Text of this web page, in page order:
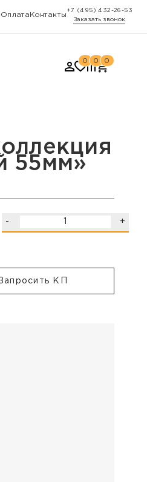
Оплата Контакты
+7 (495) 432-26-53
Заказать звонок
0 0 0
55мм»
- +
КП